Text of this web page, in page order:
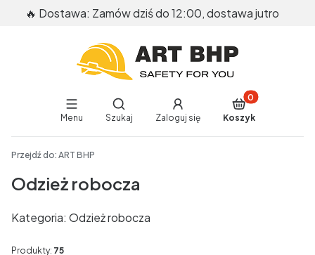
🔥 Dostawa: Zamów dziś do 12:00, dostawa jutro
Menu
Otwórz wyszukiwarkę
Szukaj Zaloguj się
Produkty w
Koszyk
Przejdź do: ART BHP
Odzież robocza
Kategoria: Odzież robocza
Produkty: 75